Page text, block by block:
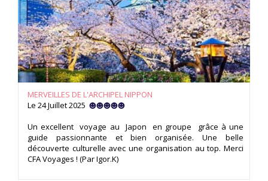
MERVEILLES DE L'ARCHIPEL NIPPON
Le 24 Juillet 2025
Un excellent voyage au Japon en groupe grâce à une
guide passionnante et bien organisée. Une belle
découverte culturelle avec une organisation au top. Merci
CFA Voyages ! (Par Igor.K)